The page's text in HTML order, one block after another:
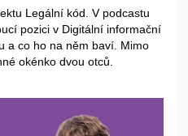
Legální kód. V podcastu
pozici v Digitální informační
a co ho na něm baví. Mimo
okénko dvou otců.